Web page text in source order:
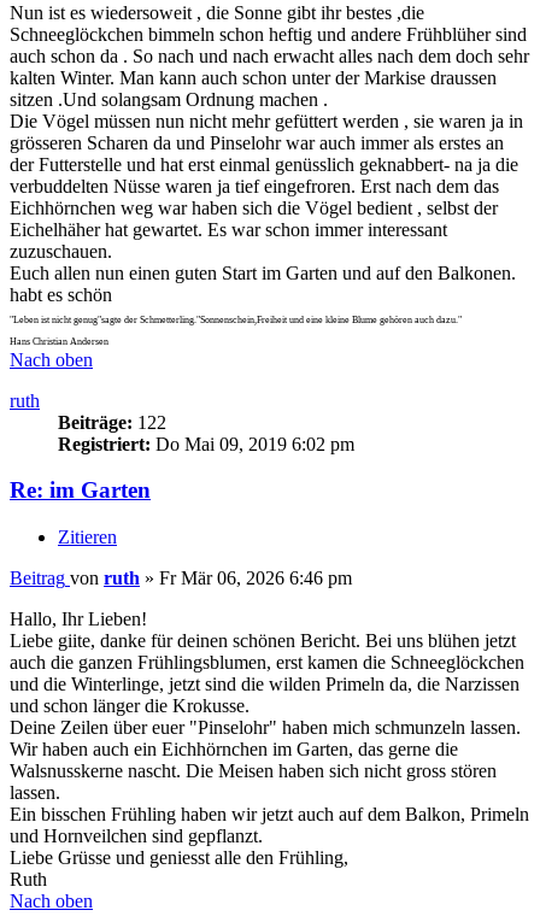
Nun ist es wiedersoweit , die Sonne gibt ihr bestes ,die
Schneeglöckchen bimmeln schon heftig und andere Frühblüher sind
auch schon da . So nach und nach erwacht alles nach dem doch sehr
kalten Winter. Man kann auch schon unter der Markise draussen
sitzen .Und solangsam Ordnung machen .
Die Vögel müssen nun nicht mehr gefüttert werden , sie waren ja in
grösseren Scharen da und Pinselohr war auch immer als erstes an
der Futterstelle und hat erst einmal genüsslich geknabbert- na ja die
verbuddelten Nüsse waren ja tief eingefroren. Erst nach dem das
Eichhörnchen weg war haben sich die Vögel bedient , selbst der
Eichelhäher hat gewartet. Es war schon immer interessant
zuzuschauen.
Euch allen nun einen guten Start im Garten und auf den Balkonen.
habt es schön
"Leben ist nicht genug"sagte der Schmetterling."Sonnenschein,Freiheit und eine kleine Blume gehören auch dazu."
Hans Christian Andersen
Nach oben
ruth
Beiträge: 122
Registriert: Do Mai 09, 2019 6:02 pm
Re: im Garten
Zitieren
Beitrag von ruth » Fr Mär 06, 2026 6:46 pm
Hallo, Ihr Lieben!
Liebe giite, danke für deinen schönen Bericht. Bei uns blühen jetzt
auch die ganzen Frühlingsblumen, erst kamen die Schneeglöckchen
und die Winterlinge, jetzt sind die wilden Primeln da, die Narzissen
und schon länger die Krokusse.
Deine Zeilen über euer "Pinselohr" haben mich schmunzeln lassen.
Wir haben auch ein Eichhörnchen im Garten, das gerne die
Walsnusskerne nascht. Die Meisen haben sich nicht gross stören
lassen.
Ein bisschen Frühling haben wir jetzt auch auf dem Balkon, Primeln
und Hornveilchen sind gepflanzt.
Liebe Grüsse und geniesst alle den Frühling,
Ruth
Nach oben